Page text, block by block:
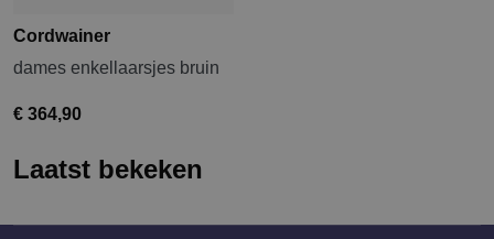
Cordwainer
dames enkellaarsjes bruin
€ 364,90
Laatst bekeken